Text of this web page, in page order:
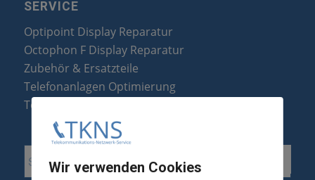
SERVICE
Optipoint Display Reparatur
Octophon F Display Reparatur
Zubehör & Ersatzteile
Telefonanlagen Optimierung
Telefonanlagen Erweiterung
Wir verwenden Cookies